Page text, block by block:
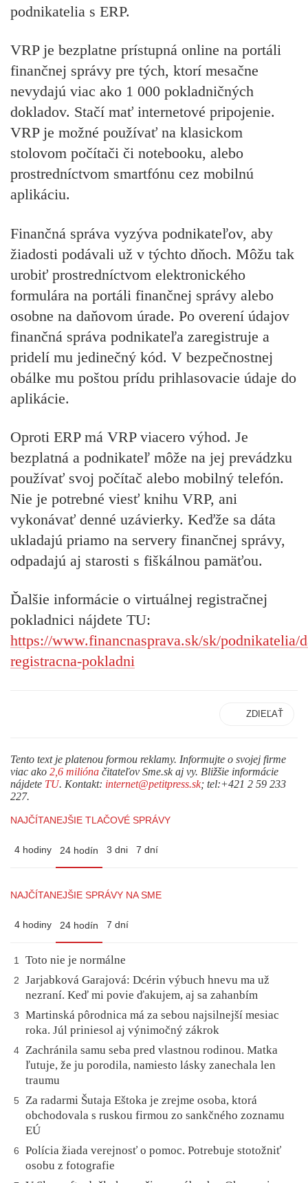
podnikatelia s ERP.
VRP je bezplatne prístupná online na portáli
finančnej správy pre tých, ktorí mesačne
nevydajú viac ako 1 000 pokladničných
dokladov. Stačí mať internetové pripojenie.
VRP je možné používať na klasickom
stolovom počítači či notebooku, alebo
prostredníctvom smartfónu cez mobilnú
aplikáciu.
Finančná správa vyzýva podnikateľov, aby
žiadosti podávali už v týchto dňoch. Môžu tak
urobiť prostredníctvom elektronického
formulára na portáli finančnej správy alebo
osobne na daňovom úrade. Po overení údajov
finančná správa podnikateľa zaregistruje a
pridelí mu jedinečný kód. V bezpečnostnej
obálke mu poštou prídu prihlasovacie údaje do
aplikácie.
Oproti ERP má VRP viacero výhod. Je
bezplatná a podnikateľ môže na jej prevádzku
používať svoj počítač alebo mobilný telefón.
Nie je potrebné viesť knihu VRP, ani
vykonávať denné uzávierky. Keďže sa dáta
ukladajú priamo na servery finančnej správy,
odpadajú aj starosti s fiškálnou pamäťou.
Ďalšie informácie o virtuálnej registračnej
pokladnici nájdete TU:
https://www.financnasprava.sk/sk/podnikatelia/
registracna-pokladni
ZDIEĽAŤ
Tento text je platenou formou reklamy. Informujte o svojej firme
viac ako 2,6 milióna čitateľov Sme.sk aj vy. Bližšie informácie
nájdete TU. Kontakt: internet@petitpress.sk; tel:+421 2 59 233
227.
NAJČÍTANEJŠIE TLAČOVÉ SPRÁVY
4 hodiny 24 hodín 3 dni 7 dní
NAJČÍTANEJŠIE SPRÁVY NA SME
4 hodiny 24 hodín 7 dní
1 Toto nie je normálne
2
Jarjabková Garajová: Dcérin výbuch hnevu ma už
nezraní. Keď mi povie ďakujem, aj sa zahanbím
3
Martinská pôrodnica má za sebou najsilnejší mesiac
roka. Júl priniesol aj výnimočný zákrok
4
Zachránila samu seba pred vlastnou rodinou. Matka
ľutuje, že ju porodila, namiesto lásky zanechala len
traumu
5
Za radarmi Šutaja Eštoka je zrejme osoba, ktorá
obchodovala s ruskou firmou zo sankčného zoznamu
EÚ
6
Polícia žiada verejnosť o pomoc. Potrebuje stotožniť
osobu z fotografie